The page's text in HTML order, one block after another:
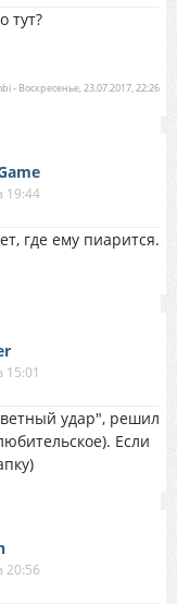
тут?
- Воскресенье, 23.07.2017, 22:26
19:44
где ему пиарится.
15:01
удар", решил
Если
20:56